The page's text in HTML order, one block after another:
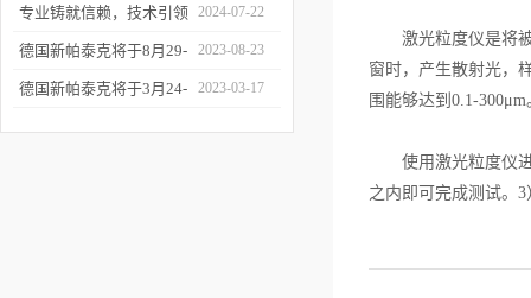
诚邀参与
颗粒分散体系中的粒度分
析
专业铸就信赖，技术引领
未来——新帕泰克中国20
周年
2024-07-22
德国新帕泰克将于8月29-
31日参加Formnext 2023
2023-08-23
德国新帕泰克将于3月24- 2023-03-17
激光粒度仪是将被
窗时，产生散射光，
围能够达到0.1-300μm
使用激光粒度仪进
之内即可完成测试。